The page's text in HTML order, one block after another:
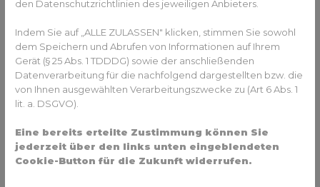
Woher weiß ein Patient ob, er von einem Zahnarzt,
Fachzahnarzt für Kieferorthopädiebehandelt wird?
Wo sind die Unterschiede?
Was ist der Unterschied zu gewerblichen Anbietern?
Warum sind eine ausführliche Anamnese und eine
fundierte Diagnostik
Warum sindKontrolluntersuchungendurch den Arzt
während einer kieferorthopädischen Therapie
notwendig?
den Datenschutzrichtlinien des jeweiligen Anbieters.
Indem Sie auf „ALLE ZULASSEN" klicken, stimmen Sie sowohl
dem Speichern und Abrufen von Informationen auf Ihrem
Gerät (§ 25 Abs. 1 TDDDG) sowie der anschließenden
Datenverarbeitung für die nachfolgend dargestellten bzw. die
von Ihnen ausgewählten Verarbeitungszwecke zu (Art 6 Abs. 1
lit. a. DSGVO).
Eine bereits erteilte Zustimmung können Sie
jederzeit über den links unten eingeblendeten
Cookie-Button für die Zukunft widerrufen.